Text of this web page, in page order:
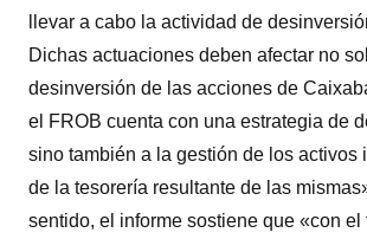
llevar a cabo la actividad de
Dichas actuaciones deben afectar no
desinversión de las acciones de
el FROB cuenta con una estrategia de
sino también a la gestión de los activos
de la tesorería resultante de las
sentido, el informe sostiene que «con